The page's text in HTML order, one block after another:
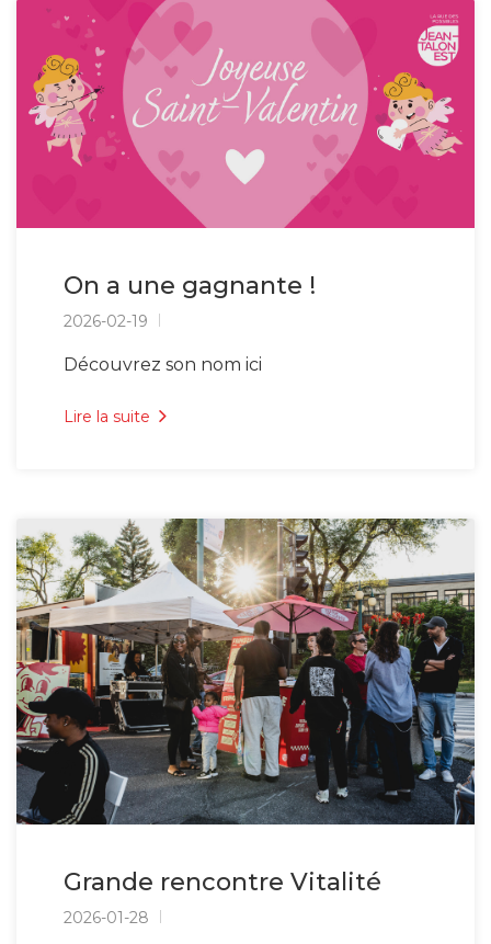
On a une gagnante !
2026-02-19
Découvrez son nom ici
Lire la suite
Grande rencontre Vitalité
2026-01-28